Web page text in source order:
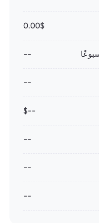
0.00$
--
--
--$
--
--
--